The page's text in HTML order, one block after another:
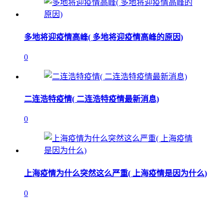
多地将迎疫情高峰( 多地将迎疫情高峰的原因)
0
二连浩特疫情( 二连浩特疫情最新消息)
0
上海疫情为什么突然这么严重( 上海疫情是因为什么)
0